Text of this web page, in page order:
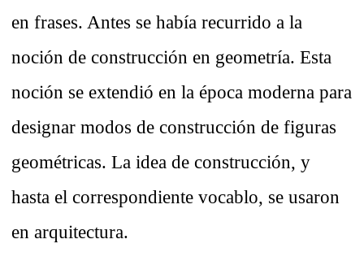
en frases. Antes se había recurrido a la
noción de construcción en geometría. Esta
noción se extendió en la época moderna para
designar modos de construcción de figuras
geométricas. La idea de construcción, y
hasta el correspondiente vocablo, se usaron
en arquitectura.